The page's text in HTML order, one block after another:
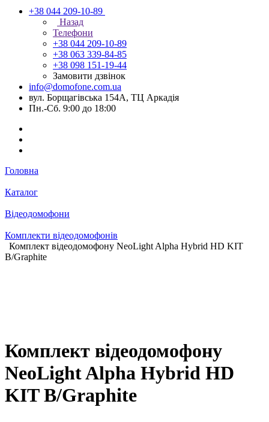
+38 044 209-10-89
Назад
Телефони
+38 044 209-10-89
+38 063 339-84-85
+38 098 151-19-44
Замовити дзвінок
info@domofone.com.ua
вул. Борщагівська 154А, ТЦ Аркадія
Пн.-Сб. 9:00 до 18:00
Головна
Каталог
Відеодомофони
Комплекти відеодомофонів
Комплект відеодомофону NeoLight Alpha Hybrid HD KIT
B/Graphite
Комплект відеодомофону
NeoLight Alpha Hybrid HD
KIT B/Graphite